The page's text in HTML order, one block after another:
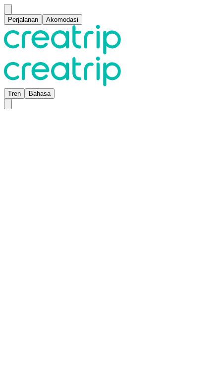
Perjalanan Akomodasi
Tren Bahasa